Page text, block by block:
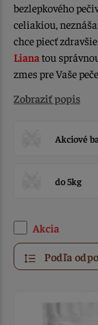
bezlepkového
celiakiou,
chce piecť
Liana tou
zmes pre Vaše
Zobraziť popis
Akciové
do 5kg
Akcia
Podľa